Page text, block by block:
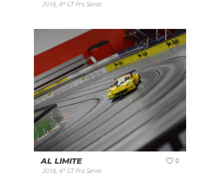
2016, 4ª GT Pro Series
AL LIMITE
2016, 4ª GT Pro Series
0